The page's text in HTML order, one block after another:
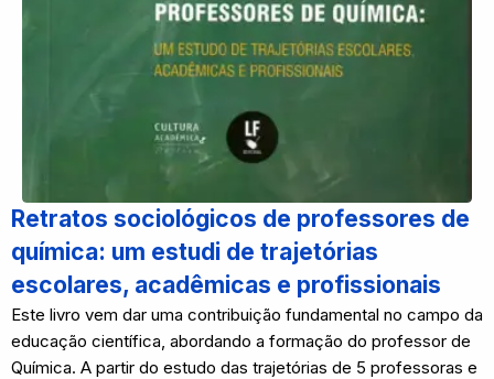
Retratos sociológicos de professores de
química: um estudi de trajetórias
escolares, acadêmicas e profissionais
Este livro vem dar uma contribuição fundamental no campo da
educação científica, abordando a formação do professor de
Química. A partir do estudo das trajetórias de 5 professoras e